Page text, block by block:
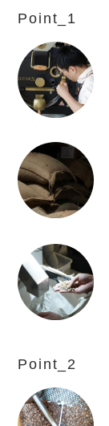
Point_1
Point_2